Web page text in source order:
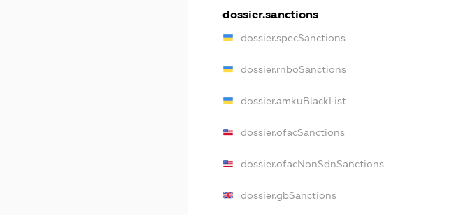
dossier.sanctions
dossier.specSanctions
dossier.rnboSanctions
dossier.amkuBlackList
dossier.ofacSanctions
dossier.ofacNonSdnSanctions
dossier.gbSanctions